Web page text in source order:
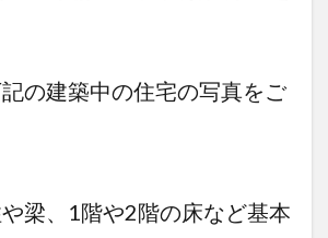
の建築中の住宅の写真をご
梁、1階や2階の床など基本